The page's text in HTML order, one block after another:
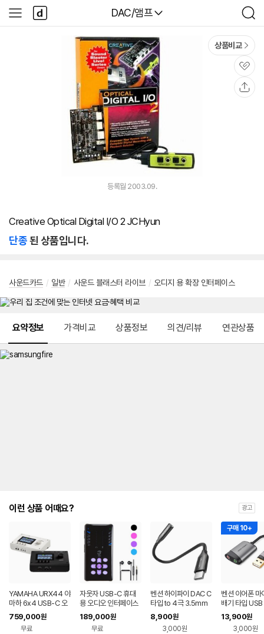
다나와
DAC/앰프
검
색
사
이
다
나
와
상품비교
관
심
등록월 2003.09.
Creative Optical Digital I/O 2 JCHyun
단종된 상품입니다.
사운드카드 / 일반 / 사운드 블래스터 라이브 / 오디지 용 확장 인터페이스
요약정보 가격비교 상품정보 의견/리뷰 연관상품
이런 상품 어때요? 광고
YAMAHA URX44 야
마하 6x4 USB-C 오
디오 인터페이스 터치
LCD
759,000원
무료
자웃자 USB-C 휴대
용 오디오 인터페이스
189,000원
무료
벤션 하이파이 DAC C
타입 to 4극 3.5mm
AUX 케이블 젠더 BII
8,900원
3,000원
구매 10+
벤션 이어폰 마
배기 타입
사운드카드,
13,900원
3,000원